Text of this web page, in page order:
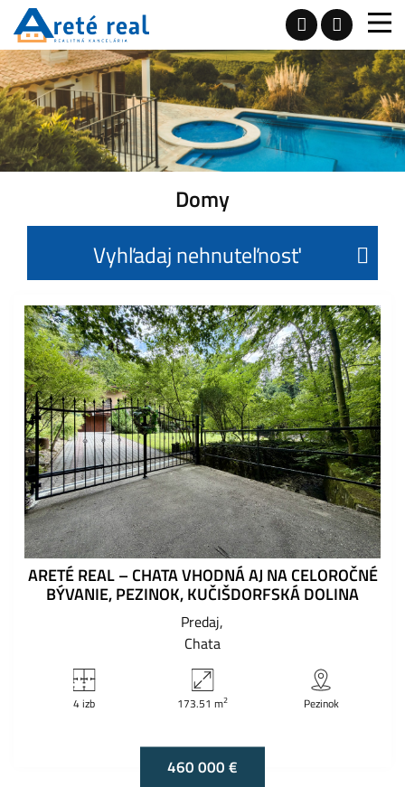
Domy
Vyhľadaj nehnuteľnosť
ARETÉ REAL – CHATA VHODNÁ AJ NA CELOROČNÉ
BÝVANIE, PEZINOK, KUČIŠDORFSKÁ DOLINA
Predaj
Chata
4 izb 173.51 m2 Pezinok
460 000 €